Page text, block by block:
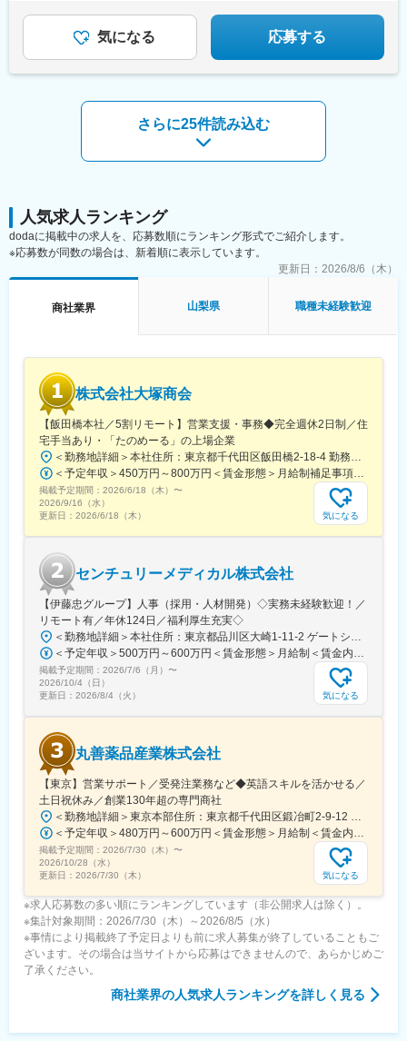
接客販売、未経験歓迎！お客様の多くはアウトドア未経験者。
登山やキャンプなどの趣味を活かし、同じ目線に立っての親身なご提案を。
気になる 応募する
さらに25件読み込む
人気求人ランキング
dodaに掲載中の求人を、応募数順にランキング形式でご紹介します。
※応募数が同数の場合は、新着順に表示しています。
更新日： 2026/8/6（木）
商社業界 山梨県 職種未経験歓迎
株式会社大塚商会
【飯田橋本社／5割リモート】営業支援・事務◆完全週休2日制／住
宅手当あり・「たのめーる」の上場企業
＜勤務地詳細＞本社住所：東京都千代田区飯田橋2-18-4 勤務地最寄駅：中央本線／水道橋駅受動喫煙対策：屋内全面禁煙変更の範囲：会社の定める事業所（リモートワーク含む）
＜予定年収＞450万円～800万円＜賃金形態＞月給制補足事項なし＜賃金内訳＞月額（基本給）：249,000円～475,000円その他固定手当/月：25,000円～45,000円＜月給＞274,000円～520,000円＜昇給有無＞有＜残業手当＞有＜給与補足＞※経験、能力、年齢などを考慮の上、規定により決定賃金はあくまでも目安の金額であり、選考を通じて上下する可能性があります。月給(月額)は固定手当を含めた表記です。
掲載予定期間： 2026/6/18（木） 〜
2026/9/16（水）
更新日： 2026/6/18（木） 気になる
センチュリーメディカル株式会社
【伊藤忠グループ】人事（採用・人材開発）◇実務未経験歓迎！／
リモート有／年休124日／福利厚生充実◇
＜勤務地詳細＞本社住所：東京都品川区大崎1-11-2 ゲートシティ大崎イーストタワー22Ｆ勤務地最寄駅：JR山手線／大崎駅受動喫煙対策：屋内全面禁煙変更の範囲：会社の定める事業所（リモートワーク含む）
＜予定年収＞500万円～600万円＜賃金形態＞月給制＜賃金内訳＞月額（基本給）：300,000円～350,000円＜月給＞300,000円～350,000円＜昇給有無＞有＜残業手当＞有＜給与補足＞上記年収は、あくまで目安であり、前職・経験を考慮し検討させて頂きます。■昇給：あり■賞与：あり※会社業績と個人業績に応じて算定されます。賃金はあくまでも目安の金額であり、選考を通じて上下する可能性があります。月給(月額)は固定手当を含めた表記です。
掲載予定期間： 2026/7/6（月） 〜
2026/10/4（日）
更新日： 2026/8/4（火） 気になる
丸善薬品産業株式会社
【東京】営業サポート／受発注業務など◆英語スキルを活かせる／
土日祝休み／創業130年超の専門商社
＜勤務地詳細＞東京本部住所：東京都千代田区鍛冶町2-9-12 神田徳力ビル6F勤務地最寄駅：各線／神田駅受動喫煙対策：屋内喫煙可能場所あり変更の範囲：会社の定める事業所
＜予定年収＞480万円～600万円＜賃金形態＞月給制＜賃金内訳＞月額（基本給）：270,000円～334,000円その他固定手当/月：10,000円＜月給＞280,000円～344,000円＜昇給有無＞有＜残業手当＞有＜給与補足＞■賞与：年2回〇25歳（入社4年目・スタッフ2） 年収590万円○30歳（入社9年目・スタッフ3） 年収700万円○35歳（リーダー候補） 年収760万円〇40歳（リーダー） 年収830万円○45歳（管理職候補） 年収860万円賃金はあくまでも目安の金額であり、選考を通じて上下する可能性があります。月給(月額)は固定手当を含めた表記です。
掲載予定期間： 2026/7/30（木） 〜
2026/10/28（水）
更新日： 2026/7/30（木） 気になる
※求人応募数の多い順にランキングしています（非公開求人は除く）。
※集計対象期間：2026/7/30（木）～2026/8/5（水）
※事情により掲載終了予定日よりも前に求人募集が終了していることもご
ざいます。その場合は当サイトから応募はできませんので、あらかじめご
了承ください。
商社業界の人気求人ランキングを詳しく見る